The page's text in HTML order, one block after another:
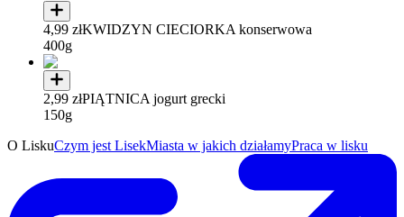
4,99 złKWIDZYN CIECIORKA konserwowa
400g
2,99 złPIĄTNICA jogurt grecki
150g
O LiskuCzym jest LisekMiasta w jakich działamyPraca w lisku